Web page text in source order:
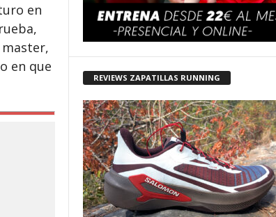
en
en que
REVIEWS ZAPATILLAS RUNNING